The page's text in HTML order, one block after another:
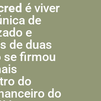
é viver
de
e
de duas
se firmou
do
do